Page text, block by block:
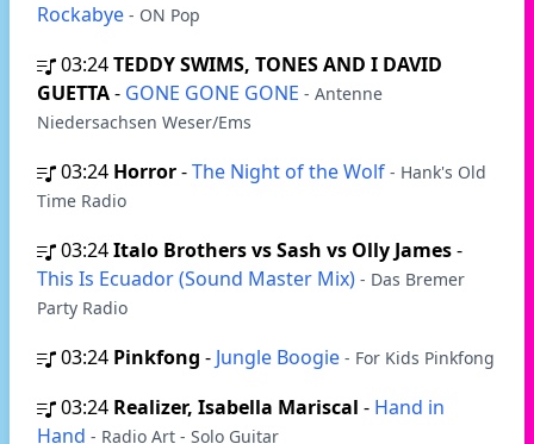
Rockabye - ON Pop
03:24TEDDY SWIMS, TONES AND I DAVID
GUETTA- GONE GONE GONE - Antenne
Niedersachsen Weser/Ems
03:24 Horror-The Night of the Wolf - Hank's Old
Time Radio
03:24Italo Brothers vs Sash vs Olly James-
This Is Ecuador (Sound Master Mix) - Das Bremer
Party Radio
03:24 Pinkfong - Jungle Boogie - For Kids Pinkfong
03:24 Realizer, Isabella Mariscal - Hand in
Hand - Radio Art - Solo Guitar